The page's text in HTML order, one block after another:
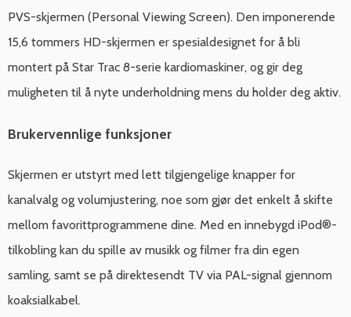
PVS-skjermen (Personal Viewing Screen). Den imponerende
15,6 tommers HD-skjermen er spesialdesignet for å bli
montert på Star Trac 8-serie kardiomaskiner, og gir deg
muligheten til å nyte underholdning mens du holder deg aktiv.
Brukervennlige funksjoner
Skjermen er utstyrt med lett tilgjengelige knapper for
kanalvalg og volumjustering, noe som gjør det enkelt å skifte
mellom favorittprogrammene dine. Med en innebygd iPod®-
tilkobling kan du spille av musikk og filmer fra din egen
samling, samt se på direktesendt TV via PAL-signal gjennom
koaksialkabel.